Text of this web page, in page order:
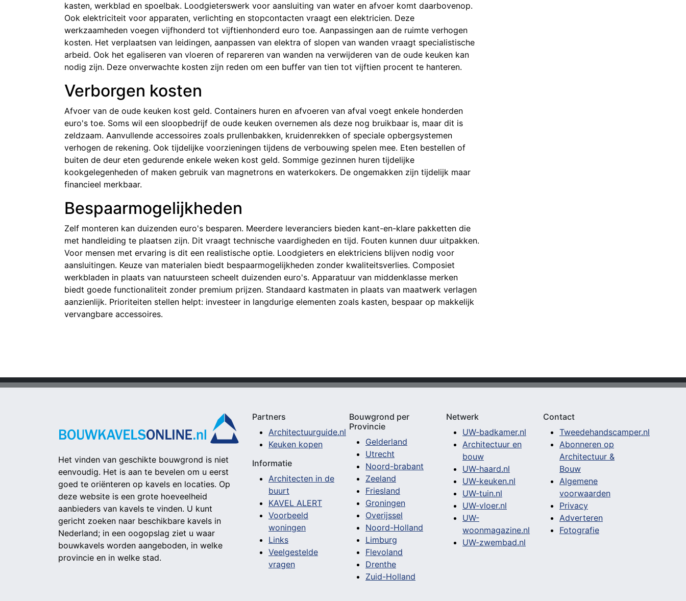
kasten, werkblad en spoelbak. Loodgieterswerk voor aansluiting van water en afvoer komt daarbovenop.
Ook elektriciteit voor apparaten, verlichting en stopcontacten vraagt een elektricien. Deze
werkzaamheden voegen vijfhonderd tot vijftienhonderd euro toe. Aanpassingen aan de ruimte verhogen
kosten. Het verplaatsen van leidingen, aanpassen van elektra of slopen van wanden vraagt specialistische
arbeid. Ook het egaliseren van vloeren of repareren van wanden na verwijderen van de oude keuken kan
nodig zijn. Deze onverwachte kosten zijn reden om een buffer van tien tot vijftien procent te hanteren.
Verborgen kosten
Afvoer van de oude keuken kost geld. Containers huren en afvoeren van afval voegt enkele honderden
euro's toe. Soms wil een sloopbedrijf de oude keuken overnemen als deze nog bruikbaar is, maar dit is
zeldzaam. Aanvullende accessoires zoals prullenbakken, kruidenrekken of speciale opbergsystemen
verhogen de rekening. Ook tijdelijke voorzieningen tijdens de verbouwing spelen mee. Eten bestellen of
buiten de deur eten gedurende enkele weken kost geld. Sommige gezinnen huren tijdelijke
kookgelegenheden of maken gebruik van magnetrons en waterkokers. De ongemakken zijn tijdelijk maar
financieel merkbaar.
Bespaarmogelijkheden
Zelf monteren kan duizenden euro's besparen. Meerdere leveranciers bieden kant-en-klare pakketten die
met handleiding te plaatsen zijn. Dit vraagt technische vaardigheden en tijd. Fouten kunnen duur uitpakken.
Voor mensen met ervaring is dit een realistische optie. Loodgieters en elektriciens blijven nodig voor
aansluitingen. Keuze van materialen biedt bespaarmogelijkheden zonder kwaliteitsverlies. Composiet
werkbladen in plaats van natuursteen scheelt duizenden euro's. Apparatuur van middenklasse merken
biedt goede functionaliteit zonder premium prijzen. Standaard kastmaten in plaats van maatwerk verlagen
aanzienlijk. Prioriteiten stellen helpt: investeer in langdurige elementen zoals kasten, bespaar op makkelijk
vervangbare accessoires.
Het vinden van geschikte bouwgrond is niet
eenvoudig. Het is aan te bevelen om u eerst
goed te oriënteren op kavels en locaties. Op
deze website is een grote hoeveelheid
aanbieders van kavels te vinden. U kunt
gericht zoeken naar beschikbare kavels in
Nederland; in een oogopslag ziet u waar
bouwkavels worden aangeboden, in welke
provincie en in welke stad.
Partners
Architectuurguide.nl
Keuken kopen
Informatie
Architecten in de
buurt
KAVEL ALERT
Voorbeeld
woningen
Links
Veelgestelde
vragen
Bouwgrond per
Provincie
Gelderland
Utrecht
Noord-brabant
Zeeland
Friesland
Groningen
Overijssel
Noord-Holland
Limburg
Flevoland
Drenthe
Zuid-Holland
Netwerk
UW-badkamer.nl
Architectuur en
bouw
UW-haard.nl
UW-keuken.nl
UW-tuin.nl
UW-vloer.nl
UW-
woonmagazine.nl
UW-zwembad.nl
Contact
Tweedehandscamper.nl
Abonneren op
Architectuur &
Bouw
Algemene
voorwaarden
Privacy
Adverteren
Fotografie